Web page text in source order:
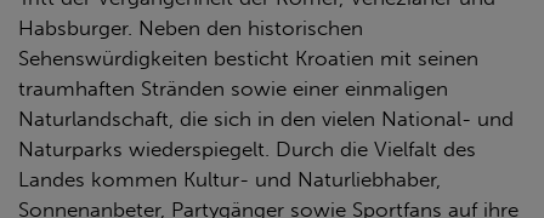
Habsburger. Neben den historischen
Sehenswürdigkeiten besticht Kroatien mit seinen
traumhaften Stränden sowie einer einmaligen
Naturlandschaft, die sich in den vielen National- und
Naturparks wiederspiegelt. Durch die Vielfalt des
Landes kommen Kultur- und Naturliebhaber,
Sonnenanbeter, Partygänger sowie Sportfans auf ihre